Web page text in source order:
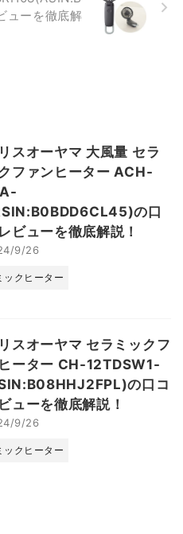
ューを徹底解
スオーヤマ 大風量 セラ
ファンヒーター ACH-
の口
ビューを徹底解説！
9/26
ックヒーター
スオーヤマ セラミックフ
ーター CH-12TDSW1-
の口コ
ューを徹底解説！
9/26
ックヒーター